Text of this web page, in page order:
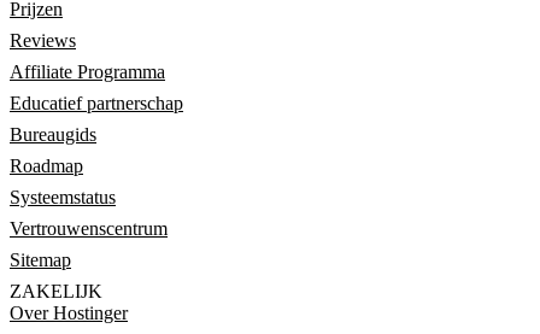
Prijzen
Reviews
Affiliate Programma
Educatief partnerschap
Bureaugids
Roadmap
Systeemstatus
Vertrouwenscentrum
Sitemap
ZAKELIJK
Over Hostinger